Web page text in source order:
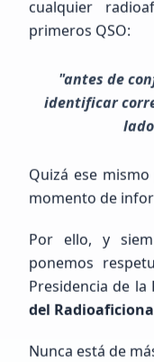
MIGUEL
México,
cualquier
primeros QSO:
"antes de
identificar
Quizá ese
momento de
Por ello, y
ponemos
Presidencia de la
del
Nunca está de